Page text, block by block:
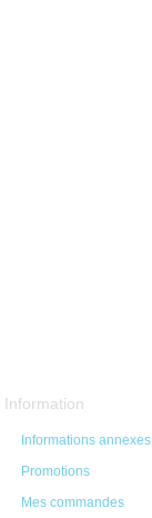
Information
Informations annexes
Promotions
Mes commandes